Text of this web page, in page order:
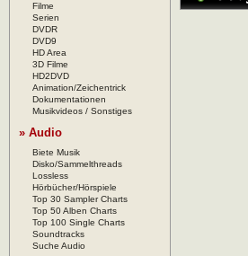
Filme
Serien
DVDR
DVD9
HD Area
3D Filme
HD2DVD
Animation/Zeichentrick
Dokumentationen
Musikvideos / Sonstiges
» Audio
Biete Musik
Disko/Sammelthreads
Lossless
Hörbücher/Hörspiele
Top 30 Sampler Charts
Top 50 Alben Charts
Top 100 Single Charts
Soundtracks
Suche Audio